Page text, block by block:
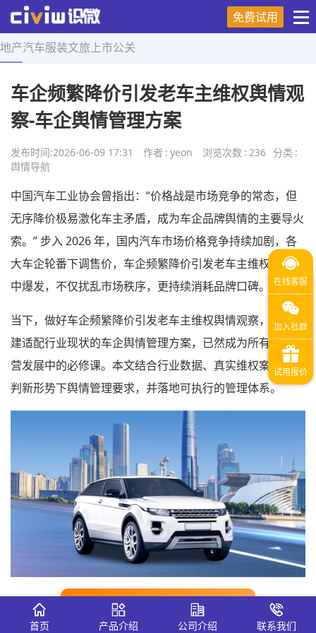
免费试用
地产汽车服装文旅 上市公关
首页 > 舆情导航 > 正文
车企频繁降价引发老车主维权舆情观
察-车企舆情管理方案
发布时间:2026-06-09 17:31 作者 : yeon 浏览次数 : 236 分类 :
舆情导航
中国汽车工业协会曾指出：“价格战是市场竞争的常态，但
无序降价极易激化车主矛盾，成为车企品牌舆情的主要导火
索。” 步入 2026 年，国内汽车市场价格竞争持续加剧，各
大车企轮番下调售价，车企频繁降价引发老车主维权舆情集
中爆发，不仅扰乱市场秩序，更持续消耗品牌口碑。
当下，做好车企频繁降价引发老车主维权舆情观察，同步搭
建适配行业现状的车企舆情管理方案，已然成为所有车企经
营发展中的必修课。本文结合行业数据、真实维权案例，研
判新形势下舆情管理要求，并落地可执行的管理体系。
免费车企舆情监测网站入口👈
首页 产品介绍 公司介绍 联系我们